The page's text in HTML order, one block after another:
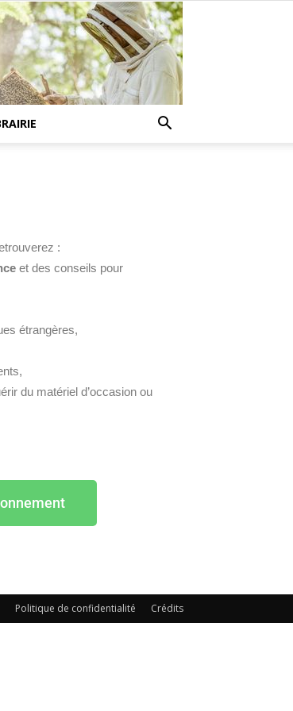
:
et des conseils pour
étrangères,
du matériel d’occasion ou
Politique de confidentialité Crédits